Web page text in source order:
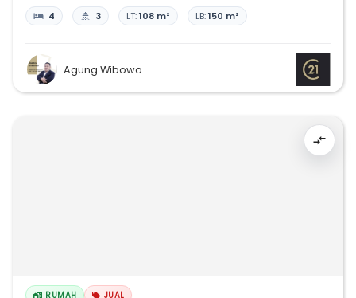
4 3 LT:108 m² LB:150 m²
Agung Wibowo
RUMAH JUAL